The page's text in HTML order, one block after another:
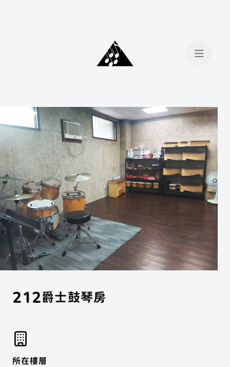
212爵士鼓琴房
所在樓層
會員登入 會員註冊
我想找...
手工烘豆
展演活動
聲子樂集
Phonon Music
關於聲子
展演活動
歷年製作
聲子藝棧
Phonon Arts